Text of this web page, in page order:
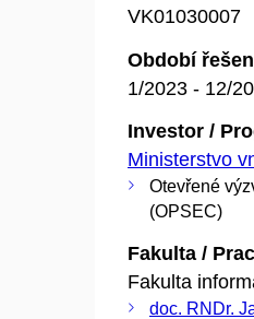
VK01030007
Období
1/2023 - 12/
Investor /
Ministerstvo
Otevřené
(OPSEC)
Fakulta /
Fakulta
doc. RNDr.